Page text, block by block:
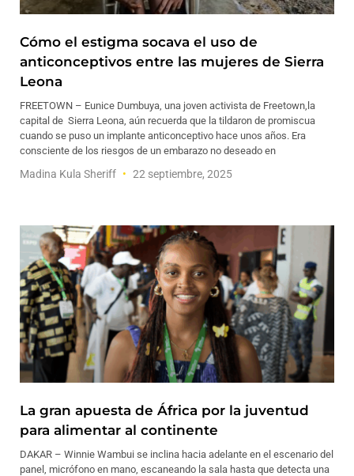
Cómo el estigma socava el uso de
anticonceptivos entre las mujeres de Sierra
Leona
FREETOWN – Eunice Dumbuya, una joven activista de Freetown,la
capital de Sierra Leona, aún recuerda que la tildaron de promiscua
cuando se puso un implante anticonceptivo hace unos años. Era
consciente de los riesgos de un embarazo no deseado en
Madina Kula Sheriff 22 septiembre, 2025
La gran apuesta de África por la juventud
para alimentar al continente
DAKAR – Winnie Wambui se inclina hacia adelante en el escenario del
panel, micrófono en mano, escaneando la sala hasta que detecta una